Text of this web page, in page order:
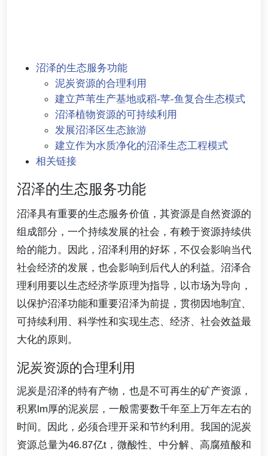
沼泽的生态服务功能
泥炭资源的合理利用
建立芦苇生产基地或稻-苹-鱼复合生态模式
沼泽植物资源的可持续利用
发展沼泽区生态旅游
建立作为水质净化的沼泽生态工程模式
相关链接
沼泽的生态服务功能
沼泽具有重要的生态服务价值，其资源是自然资源的
组成部分，一个持续发展的社会，有赖于资源持续供
给的能力。因此，沼泽利用的好坏，不仅会影响当代
社会经济的发展，也会影响到后代人的利益。沼泽合
理利用要以生态经济学原理为指导，以市场为导向，
以保护沼泽功能和重要沼泽为前提，贯彻因地制宜、
可持续利用、科学性和实现生态、经济、社会效益最
大化的原则。
泥炭资源的合理利用
泥炭是沼泽的特有产物，也是不可再生的矿产资源，
积累lm厚的泥炭层，一般需要数千年至上万年左右的
时间。因此，必须合理开采和节约利用。我国的泥炭
资源总量为46.87亿t，微酸性、中分解、高腐殖酸和